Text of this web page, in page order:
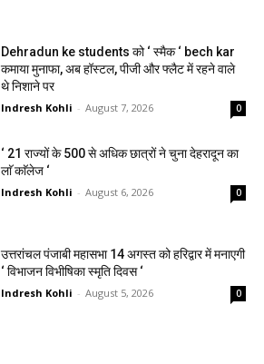
Dehradun ke students को ‘ स्मैक ‘ bech kar
कमाया मुनाफा, अब हॉस्टल, पीजी और फ्लैट में रहने वाले
थे निशाने पर
Indresh Kohli - August 7, 2026 0
‘ 21 राज्यों के 500 से अधिक छात्रों ने चुना देहरादून का
लाॅ काॅलेज ‘
Indresh Kohli - August 6, 2026 0
उत्तरांचल पंजाबी महासभा 14 अगस्त को हरिद्वार में मनाएगी
‘ विभाजन विभीषिका स्मृति दिवस ‘
Indresh Kohli - August 5, 2026 0